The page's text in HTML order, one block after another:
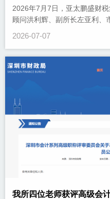
2026年7月7日，亚太鹏盛财
顾问洪利辉、副所长左亚利、市
2026-07-07
我所四位老师获评高级会